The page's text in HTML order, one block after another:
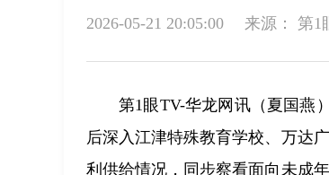
2026-05-21 20:05:00 来源： 第1
第1眼TV-华龙网讯（夏国燕
后深入江津特殊教育学校、万达
利供给情况，同步察看面向未成